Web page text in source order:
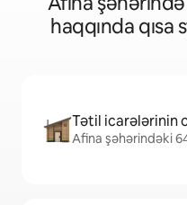
haqqında
Tətil icarələrinin
Afina şəhərindəki